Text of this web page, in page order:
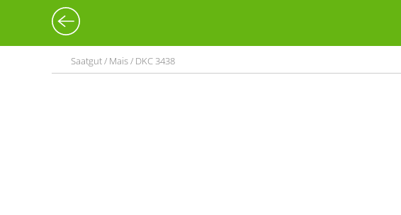
Saatgut / Mais / DKC 3438